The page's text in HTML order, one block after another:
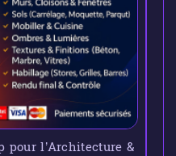
pour l’Architecture &